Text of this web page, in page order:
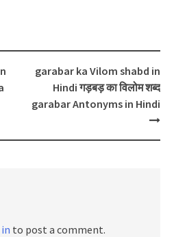
garabar ka Vilom shabd in
Hindi गड़बड़ का विलोम शब्द
garabar Antonyms in Hindi
to post a comment.